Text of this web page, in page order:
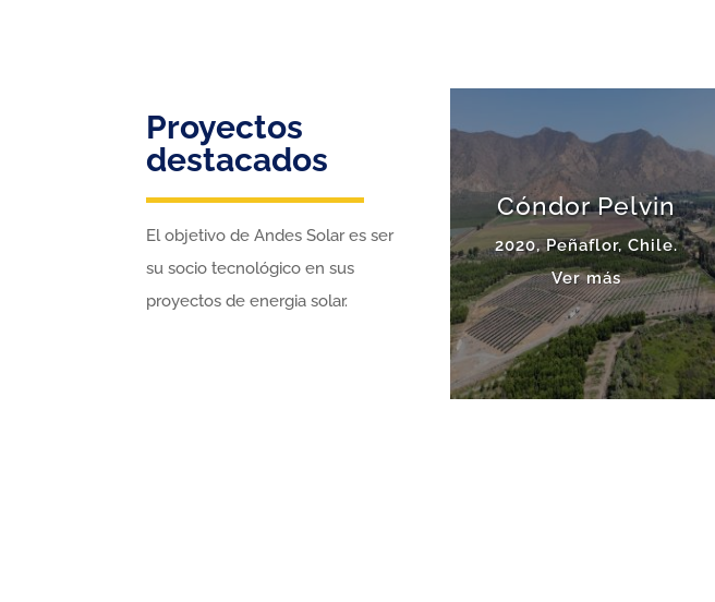
Proyectos
destacados
El objetivo de Andes Solar es ser
su socio tecnológico en sus
proyectos de energia solar.
Cóndor Pelvin
2020, Peñaflor, Chile.
Ver más